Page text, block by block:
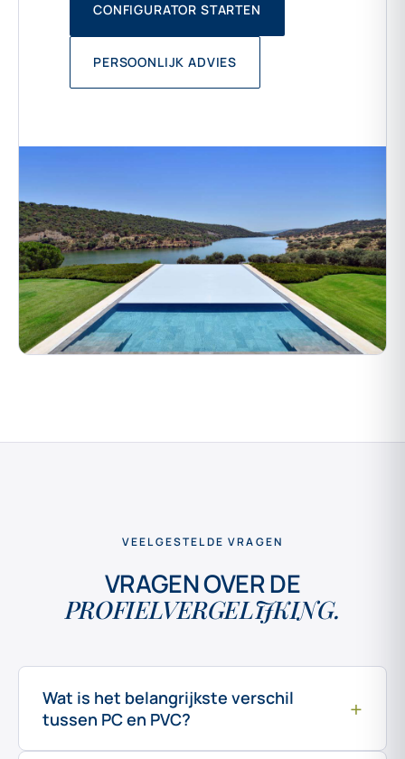
CONFIGURATOR STARTEN
PERSOONLIJK ADVIES
VEELGESTELDE VRAGEN
VRAGEN OVER DE
PROFIELVERGELIJKING.
Wat is het belangrijkste verschil
tussen PC en PVC?
+